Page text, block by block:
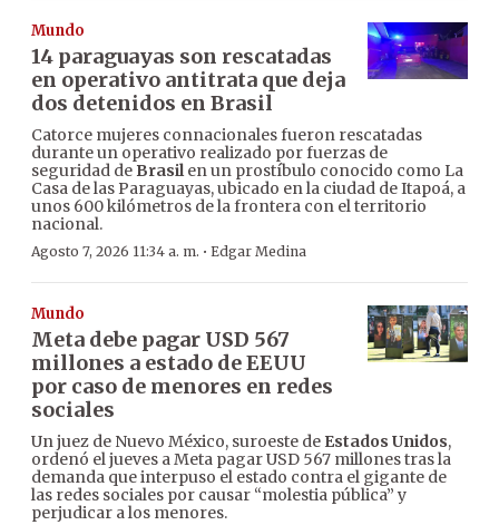
Mundo
14 paraguayas son rescatadas
en operativo antitrata que deja
dos detenidos en Brasil
Catorce mujeres connacionales fueron rescatadas
durante un operativo realizado por fuerzas de
seguridad de Brasilen un prostíbulo conocido como La
Casa de las Paraguayas, ubicado en la ciudad de Itapoá, a
unos 600 kilómetros de la frontera con el territorio
nacional.
Agosto 7, 2026 11:34 a. m. · Edgar Medina
Mundo
Meta debe pagar USD 567
millones a estado de EEUU
por caso de menores en redes
sociales
Un juez de Nuevo México, suroeste de Estados Unidos,
ordenó el jueves a Meta pagar USD 567 millones tras la
demanda que interpuso el estado contra el gigante de
las redes sociales por causar “molestia pública” y
perjudicar a los menores.